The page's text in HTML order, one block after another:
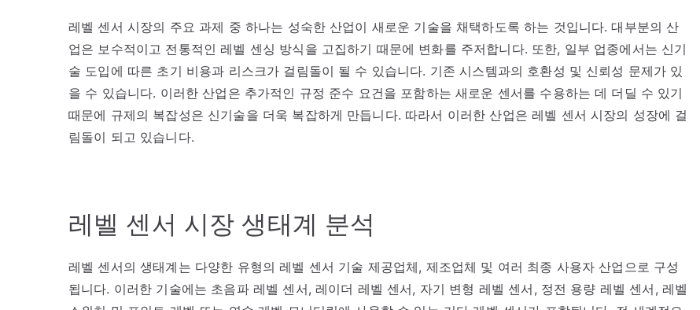
레벨 센서 시장의 주요 과제 중 하나는 성숙한 산업이 새로운 기술을 채택하도록 하는 것입니다. 대부분의 산
업은 보수적이고 전통적인 레벨 센싱 방식을 고집하기 때문에 변화를 주저합니다. 또한, 일부 업종에서는 신기
술 도입에 따른 초기 비용과 리스크가 걸림돌이 될 수 있습니다. 기존 시스템과의 호환성 및 신뢰성 문제가 있
을 수 있습니다. 이러한 산업은 추가적인 규정 준수 요건을 포함하는 새로운 센서를 수용하는 데 더딜 수 있기
때문에 규제의 복잡성은 신기술을 더욱 복잡하게 만듭니다. 따라서 이러한 산업은 레벨 센서 시장의 성장에 걸
림돌이 되고 있습니다.
레벨 센서 시장 생태계 분석
레벨 센서의 생태계는 다양한 유형의 레벨 센서 기술 제공업체, 제조업체 및 여러 최종 사용자 산업으로 구성
됩니다. 이러한 기술에는 초음파 레벨 센서, 레이더 레벨 센서, 자기 변형 레벨 센서, 정전 용량 레벨 센서, 레벨